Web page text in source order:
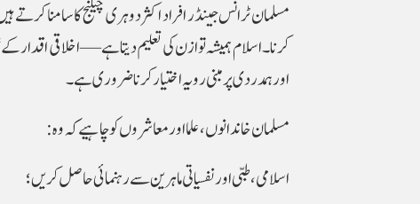
مسلمان ٹرانس جینڈر افراد اکثر دوہری چیلنج کا سامنا
کرنا۔ اسلام ہمیشہ توازن کی تعلیم دیتا ہے—اخلاقی اقدار
اور ہمدردی پر مبنی رویہ اختیار کرنا ضروری ہے۔
مسلمان خاندانوں، علما اور معاشروں کو چاہیے کہ وہ:
اسلامی، طبی اور نفسیاتی ماہرین سے رہنمائی حاصل کریں؛